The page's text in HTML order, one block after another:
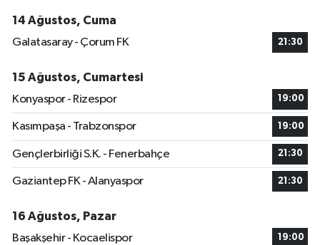
14 Ağustos, Cuma
Galatasaray - Çorum FK
21:30
15 Ağustos, Cumartesi
Konyaspor - Rizespor
19:00
Kasımpaşa - Trabzonspor 19:00
Gençlerbirliği S.K. - Fenerbahçe 21:30
Gaziantep FK - Alanyaspor 21:30
16 Ağustos, Pazar
Başakşehir - Kocaelispor
19:00